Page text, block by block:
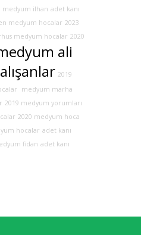
medyum ilhan adet kanı
medyum hocalar 2023
medyum hocalar 2020
ali
2019
medyum marha
2019 medyum yorumları
2020 medyum hoca
hocalar adet kanı
fidan adet kanı